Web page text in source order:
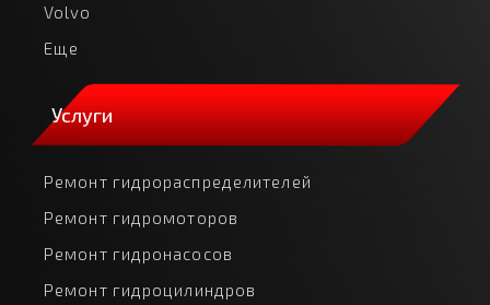
Volvo
Еще
Услуги
Ремонт гидрораспределителей
Ремонт гидромоторов
Ремонт гидронасосов
Ремонт гидроцилиндров